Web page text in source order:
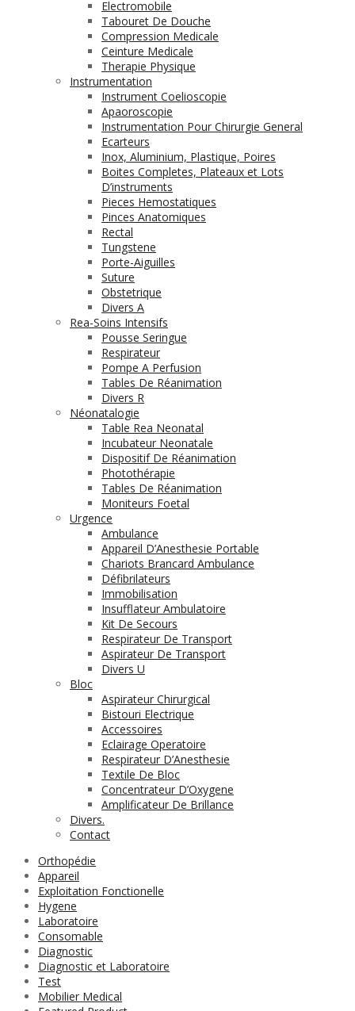
Electromobile
Tabouret De Douche
Compression Medicale
Ceinture Medicale
Therapie Physique
Instrumentation
Instrument Coelioscopie
Apaoroscopie
Instrumentation Pour Chirurgie General
Ecarteurs
Inox, Aluminium, Plastique, Poires
Boites Completes, Plateaux et Lots
D’instruments
Pieces Hemostatiques
Pinces Anatomiques
Rectal
Tungstene
Porte-Aiguilles
Suture
Obstetrique
Divers A
Rea-Soins Intensifs
Pousse Seringue
Respirateur
Pompe A Perfusion
Tables De Réanimation
Divers R
Néonatalogie
Table Rea Neonatal
Incubateur Neonatale
Dispositif De Réanimation
Photothérapie
Tables De Réanimation
Moniteurs Foetal
Urgence
Ambulance
Appareil D’Anesthesie Portable
Chariots Brancard Ambulance
Défibrilateurs
Immobilisation
Insufflateur Ambulatoire
Kit De Secours
Respirateur De Transport
Aspirateur De Transport
Divers U
Bloc
Aspirateur Chirurgical
Bistouri Electrique
Accessoires
Eclairage Operatoire
Respirateur D’Anesthesie
Textile De Bloc
Concentrateur D’Oxygene
Amplificateur De Brillance
Divers.
Contact
Orthopédie
Appareil
Exploitation Fonctionelle
Hygene
Laboratoire
Consomable
Diagnostic
Diagnostic et Laboratoire
Test
Mobilier Medical